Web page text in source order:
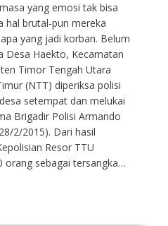
yang emosi tak bisa
hal brutal-pun mereka
yang jadi korban. Belum
Desa Haekto, Kecamatan
Timor Tengah Utara
(NTT) diperiksa polisi
setempat dan melukai
Brigadir Polisi Armando
2/2015). Dari hasil
Resor TTU
orang sebagai tersangka…